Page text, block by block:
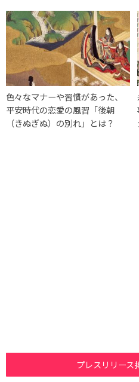
色々なマナーや習慣があった、
平安時代の恋愛の風習「後朝
（きぬぎぬ）の別れ」とは？
プレスリリース